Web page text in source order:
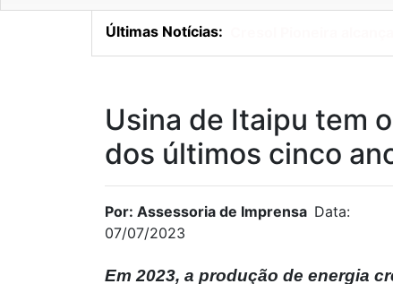
Últimas Notícias:
Usina de Itaipu tem
dos últimos cinco
Por: Assessoria de Imprensa Data:
07/07/2023
Em 2023, a produção de energia